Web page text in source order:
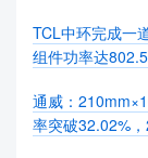
TCL中环完成一
组件功率达
通威：
率突破32.02%